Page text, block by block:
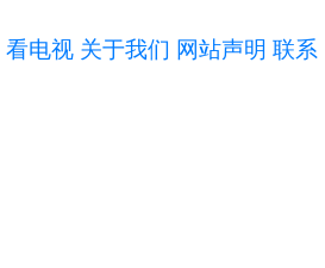
看电视 关于我们 网站声明 联系